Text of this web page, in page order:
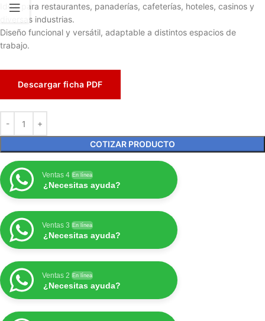
Ideal para restaurantes, panaderías, cafeterías, hoteles, casinos y
diversas industrias.
Diseño funcional y versátil, adaptable a distintos espacios de
trabajo.
Descargar ficha PDF
COTIZAR PRODUCTO
Ventas 4 En línea
¿Necesitas ayuda?
Ventas 3 En línea
¿Necesitas ayuda?
Ventas 2 En línea
¿Necesitas ayuda?